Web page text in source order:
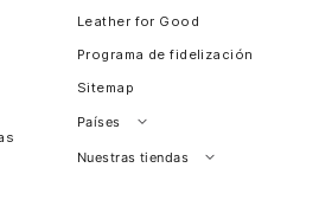
Leather for Good
Programa de fidelización
Sitemap
Países
Perú
Nuestras tiendas